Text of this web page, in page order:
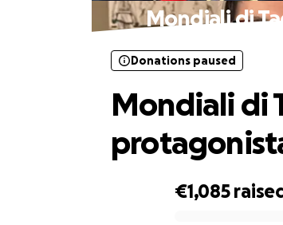
Mondiali di
€1,085
Donations paused
Mondiali di